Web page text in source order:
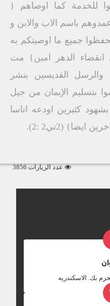
للخدمة كما اوصاهم {
باسم الاب والابن و
جميع ما اوصيتكم به
انقضاء الدهر امين} مت
والرسل القديسين بنشر
بتسليم الإيمان من جيل
كثيرين اودعه اناسا
ايضا} (2تي2 :2).
عدد الزيارات 3856